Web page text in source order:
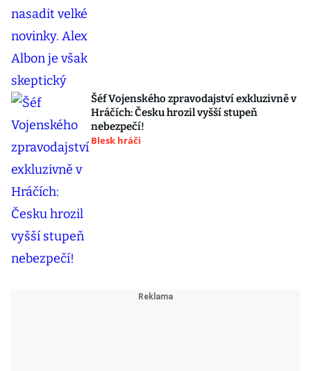
Šéf Vojenského zpravodajství exkluzivně v
Hráčích: Česku hrozil vyšší stupeň
nebezpečí!
Blesk hráči